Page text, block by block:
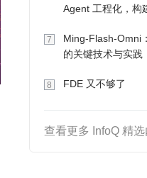
Agent 工程化，构
7
Ming-Flash-Omni
的关键技术与实践
8 FDE 又不够了
查看更多 InfoQ 精